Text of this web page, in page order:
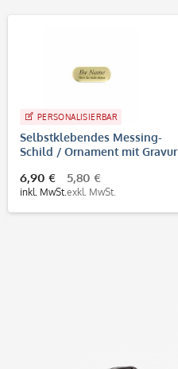
PERSONALISIERBAR
Selbstklebendes Messing-
Schild / Ornament mit Gravur
6,90 €
inkl. MwSt.
5,80 €
exkl. MwSt.